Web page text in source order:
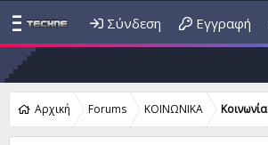
Σύνδεση Εγγραφή
Αρχική Forums ΚΟΙΝΩΝΙΚΑ Κοινωνία